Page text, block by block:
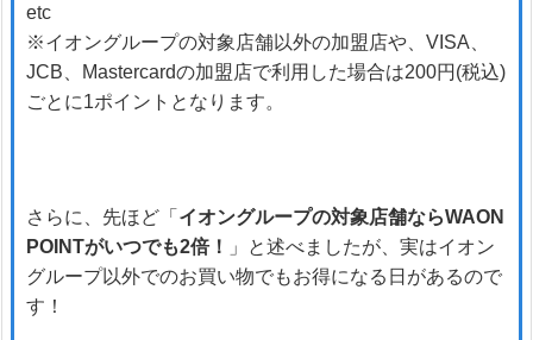
etc
※イオングループの対象店舗以外の加盟店や、VISA、
JCB、Mastercardの加盟店で利用した場合は200円(税込)
ごとに1ポイントとなります。
さらに、先ほど「 イオングループの対象店舗ならWAON
POINTがいつでも2倍！
」と述べましたが、実はイオン
グループ以外でのお買い物でもお得になる日があるので
す！